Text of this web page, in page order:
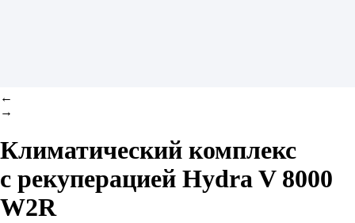
←
→
Климатический комплекс
с рекуперацией Hydra V 8000
W2R